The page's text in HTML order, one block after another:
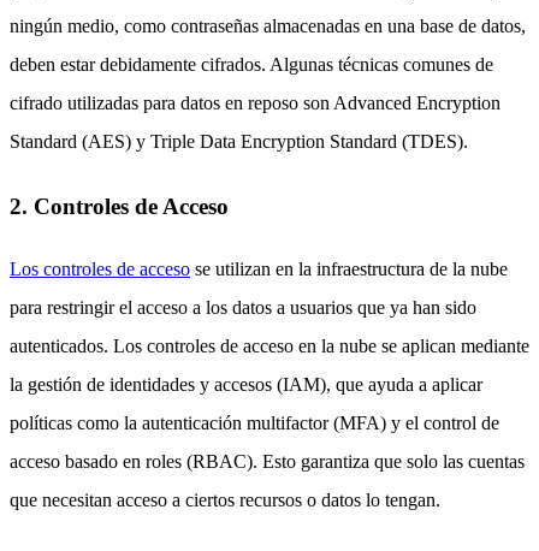
ningún medio, como contraseñas almacenadas en una base de datos,
deben estar debidamente cifrados. Algunas técnicas comunes de
cifrado utilizadas para datos en reposo son Advanced Encryption
Standard (AES) y Triple Data Encryption Standard (TDES).
2. Controles de Acceso
Los controles de acceso se utilizan en la infraestructura de la nube
para restringir el acceso a los datos a usuarios que ya han sido
autenticados. Los controles de acceso en la nube se aplican mediante
la gestión de identidades y accesos (IAM), que ayuda a aplicar
políticas como la autenticación multifactor (MFA) y el control de
acceso basado en roles (RBAC). Esto garantiza que solo las cuentas
que necesitan acceso a ciertos recursos o datos lo tengan.